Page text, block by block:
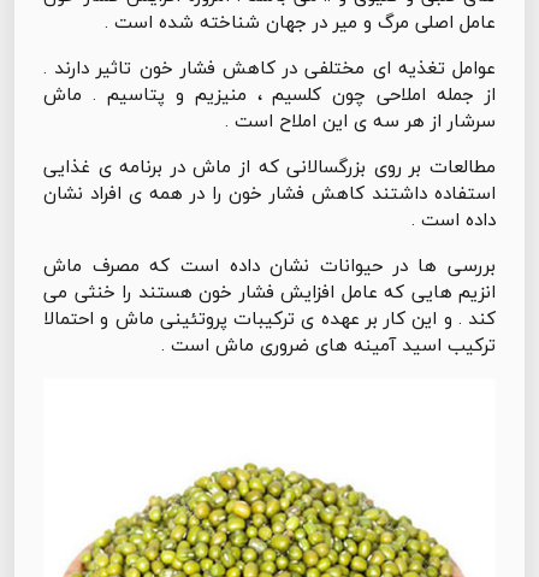
عامل اصلی مرگ و میر در جهان شناخته شده است .
عوامل تغذیه ای مختلفی در کاهش فشار خون تاثیر دارند .
از جمله املاحی چون کلسیم ، منیزیم و پتاسیم . ماش
سرشار از هر سه ی این املاح است .
مطالعات بر روی بزرگسالانی که از ماش در برنامه ی غذایی
استفاده داشتند کاهش فشار خون را در همه ی افراد نشان
داده است .
بررسی ها در حیوانات نشان داده است که مصرف ماش
انزیم هایی که عامل افزایش فشار خون هستند را خنثی می
کند . و این کار بر عهده ی ترکیبات پروتئینی ماش و احتمالا
ترکیب اسید آمینه های ضروری ماش است .